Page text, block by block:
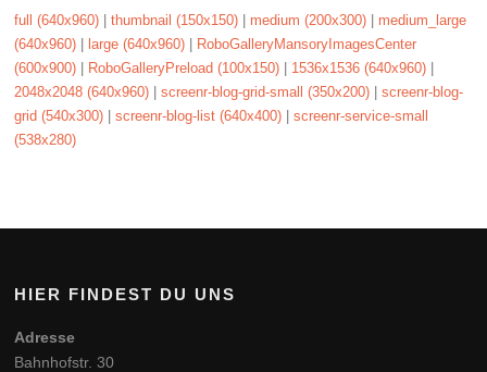
full (640x960) |thumbnail (150x150) medium (200x300)
medium_large
(640x960)
large (640x960)
RoboGalleryMansoryImagesCenter
(600x900)
RoboGalleryPreload (100x150) 1536x1536 (640x960)
2048x2048 (640x960) |screenr-blog-grid-small (350x200) |screenr-blog-
grid (540x300) |screenr-blog-list (640x400) |screenr-service-small
(538x280)
HIER FINDEST DU UNS
Adresse
Bahnhofstr. 30